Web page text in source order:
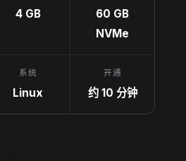
4 GB
60 GB
NVMe
系统
Linux
开通
约 10 分钟